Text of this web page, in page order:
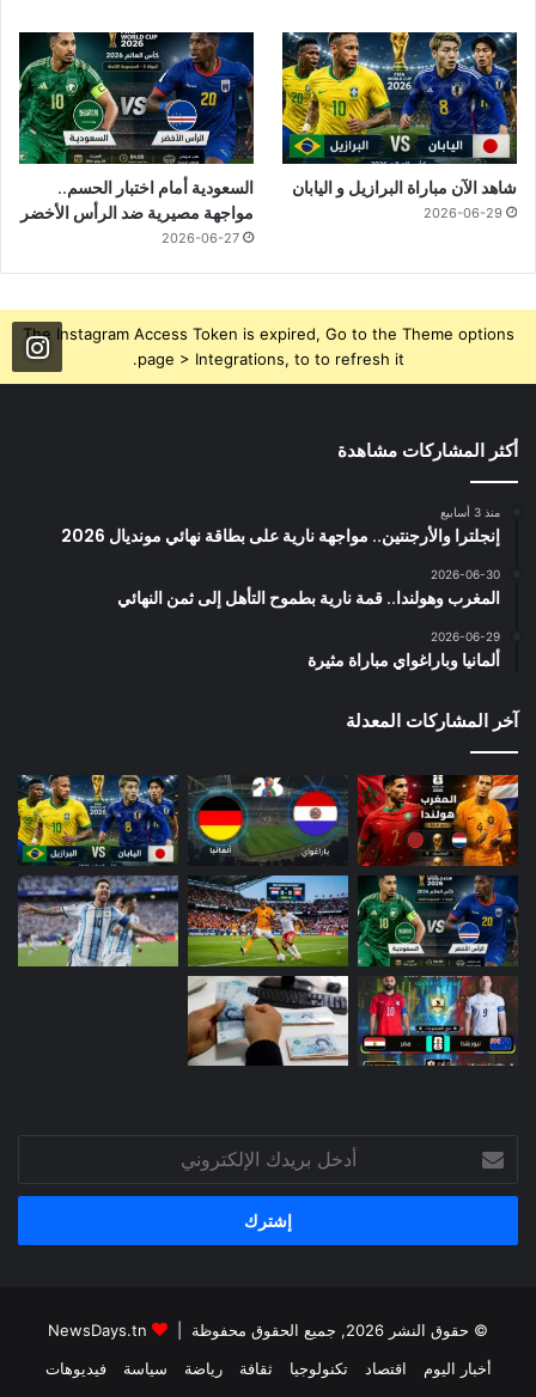
شاهد الآن مباراة البرازيل و اليابان
2026-06-29
السعودية أمام اختبار الحسم..
مواجهة مصيرية ضد الرأس الأخضر
2026-06-27
The Instagram Access Token is expired, Go to the Theme options
page > Integrations, to to refresh it.
أكثر المشاركات مشاهدة
منذ 3 أسابيع
إنجلترا والأرجنتين.. مواجهة نارية على بطاقة نهائي مونديال 2026
2026-06-30
المغرب وهولندا.. قمة نارية بطموح التأهل إلى ثمن النهائي
2026-06-29
ألمانيا وباراغواي مباراة مثيرة
آخر المشاركات المعدلة
بريدك
الإلكتروني
© حقوق النشر 2026, جميع الحقوق محفوظة |
أخبار اليوم
اقتصاد تكنولوجيا ثقافة رياضة سياسة فيديوهات